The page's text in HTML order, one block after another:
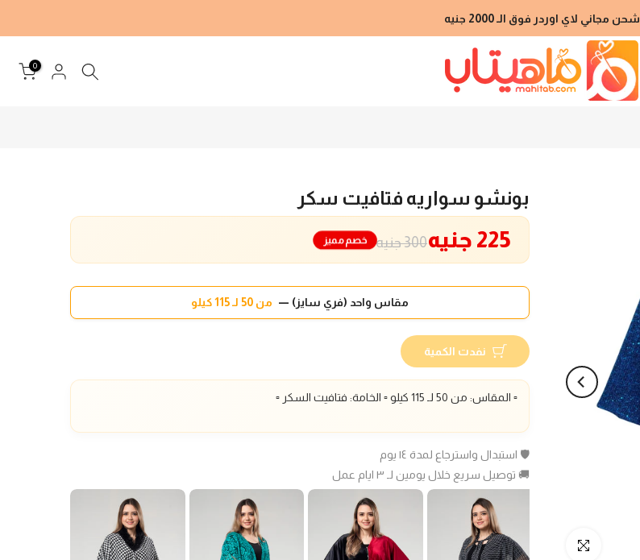
شحن مجاني لاي اوردر فوق الـ 2000 جنيه
0
انقر للتكبير
بونشو سواريه فتافيت سكر
300 جنيه 225 جنيه خصم مميز
مقاس واحد (فري سايز) — من 50 لـ 115 كيلو
نفدت الكمية
▫️ المقاس: من 50 لـ 115 كيلو ▫️ الخامة: فتافيت السكر ▫️
🛡️ استبدال واسترجاع لمدة ١٤ يوم
🚚 توصيل سريع خلال يومين لـ ٣ ايام عمل